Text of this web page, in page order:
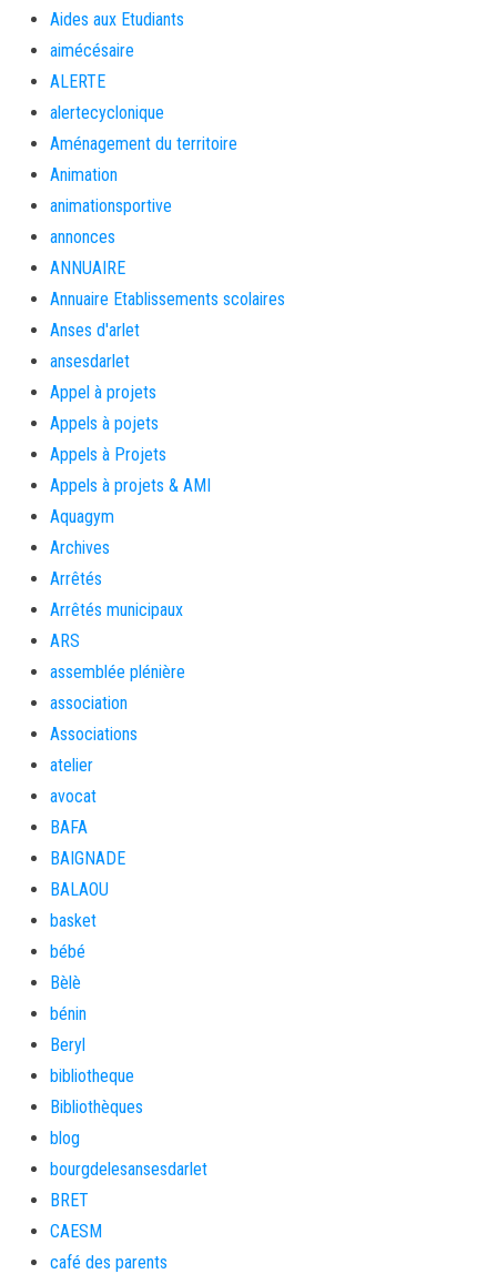
Aides aux Etudiants
aimécésaire
ALERTE
alertecyclonique
Aménagement du territoire
Animation
animationsportive
annonces
ANNUAIRE
Annuaire Etablissements scolaires
Anses d'arlet
ansesdarlet
Appel à projets
Appels à pojets
Appels à Projets
Appels à projets & AMI
Aquagym
Archives
Arrêtés
Arrêtés municipaux
ARS
assemblée plénière
association
Associations
atelier
avocat
BAFA
BAIGNADE
BALAOU
basket
bébé
Bèlè
bénin
Beryl
bibliotheque
Bibliothèques
blog
bourgdelesansesdarlet
BRET
CAESM
café des parents